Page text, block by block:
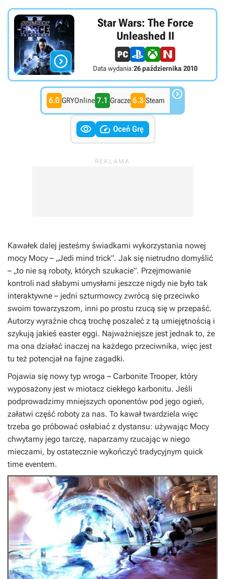

Star Wars: The Force
Unleashed II
Data wydania:26 października 2010
6.0 GRYOnline 7.1 Gracze 6.3 Steam 
  Oceń Grę
Kawałek dalej jesteśmy świadkami wykorzystania nowej
mocy Mocy – „Jedi mind trick”. Jak się nietrudno domyślić
– „to nie są roboty, których szukacie”. Przejmowanie
kontroli nad słabymi umysłami jeszcze nigdy nie było tak
interaktywne – jedni szturmowcy zwrócą się przeciwko
swoim towarzyszom, inni po prostu rzucą się w przepaść.
Autorzy wyraźnie chcą trochę poszaleć z tą umiejętnością i
szykują jakieś easter eggi. Najważniejsze jest jednak to, że
ma ona działać inaczej na każdego przeciwnika, więc jest
tu też potencjał na fajne zagadki.
Pojawia się nowy typ wroga – Carbonite Trooper, który
wyposażony jest w miotacz ciekłego karbonitu. Jeśli
podprowadzimy mniejszych oponentów pod jego ogień,
załatwi część roboty za nas. To kawał twardziela więc
trzeba go próbować osłabiać z dystansu: używając Mocy
chwytamy jego tarczę, naparzamy rzucając w niego
mieczami, by ostatecznie wykończyć tradycyjnym quick
time eventem.